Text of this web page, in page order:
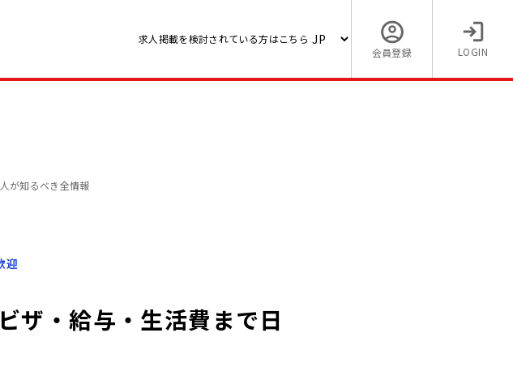
求人掲載を検討されている方はこちら
会員登録
LOGIN
が知るべき全情報
迎
ザ・給与・生活費まで日